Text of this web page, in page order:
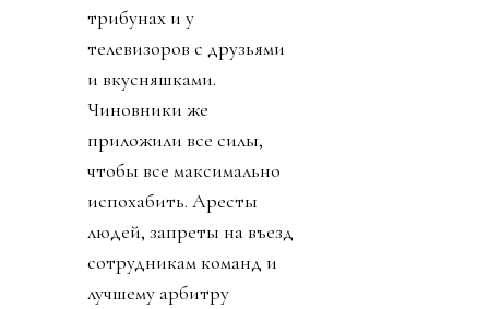
трибунах и у
телевизоров с друзьями
и вкусняшками.
Чиновники же
приложили все силы,
чтобы все максимально
испохабить. Аресты
людей, запреты на въезд
сотрудникам команд и
лучшему арбитру